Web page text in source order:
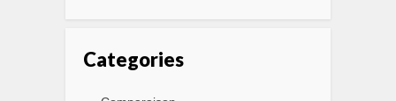
Categories